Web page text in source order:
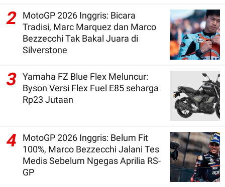
2
MotoGP 2026 Inggris: Bicara
Tradisi, Marc Marquez dan Marco
Bezzecchi Tak Bakal Juara di
Silverstone
3 Yamaha FZ Blue Flex Meluncur:
Byson Versi Flex Fuel E85 seharga
Rp23 Jutaan
4
MotoGP 2026 Inggris: Belum Fit
100%, Marco Bezzecchi Jalani Tes
Medis Sebelum Ngegas Aprilia RS-
GP